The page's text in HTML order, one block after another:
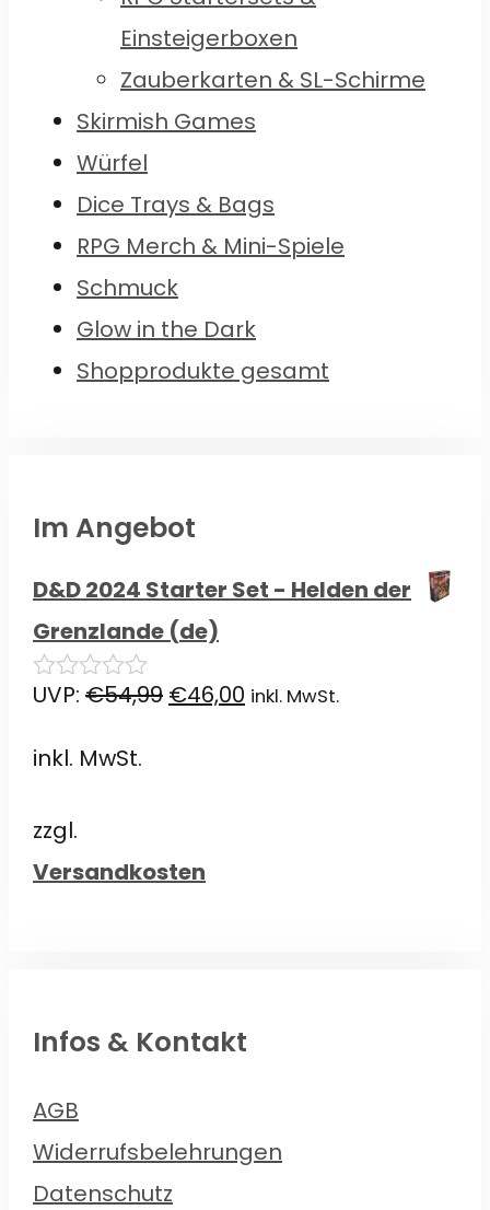
Einsteigerboxen
Zauberkarten & SL-Schirme
Skirmish Games
Würfel
Dice Trays & Bags
RPG Merch & Mini-Spiele
Schmuck
Glow in the Dark
Shopprodukte gesamt
Im Angebot
D&D 2024 Starter Set - Helden der
Grenzlande (de)
0
UVP: €54,99 Ursprünglicher
€46,00 Aktueller
inkl. MwSt.
inkl. MwSt.
zzgl.
Versandkosten
Infos & Kontakt
AGB
Widerrufsbelehrungen
Datenschutz